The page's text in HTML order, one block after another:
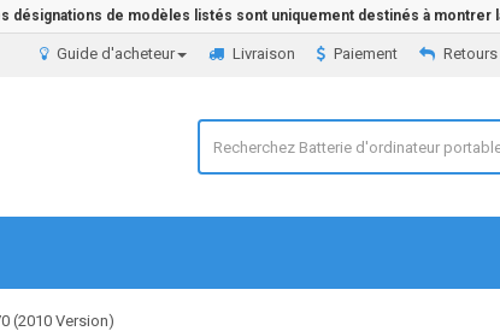
désignations de modèles listés sont uniquement destinés à
Retours
Paiement
Livraison
Guide d'acheteur
(2010 Version)